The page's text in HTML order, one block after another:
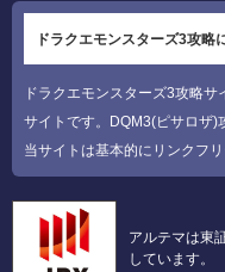
ドラクエモンスターズ3攻略
ドラクエモンスターズ3攻略
サイトです。DQM3(ピサロザ)
当サイトは基本的にリンクフリ
アルテマは東
しています。